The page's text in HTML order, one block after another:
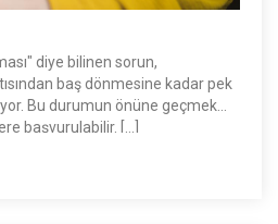
diye bilinen sorun,
baş dönmesine kadar pek
Bu durumun önüne geçmek
başvurulabilir. […]